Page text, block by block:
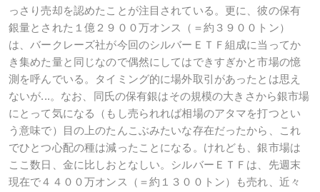
っさり売却を認めたことが注目されている。更に、彼の保有
銀量とされた１億２９００万オンス（＝約３９００トン）
は、バークレーズ社が今回のシルバーＥＴＦ組成に当ってか
き集めた量と同じなので偶然にしてはできすぎかと市場の憶
測を呼んでいる。タイミング的に場外取引があったとは思え
ないが...。なお、同氏の保有銀はその規模の大きさから銀市場
にとって気になる（もし売られれば相場のアタマを打つとい
う意味で）目の上のたんこぶみたいな存在だったから、これ
でひとつ心配の種は減ったことになる。けれども、銀市場は
ここ数日、金に比しおとなしい。シルバーＥＴＦは、先週末
現在で４４００万オンス（＝約１３００トン）も売れ、近々